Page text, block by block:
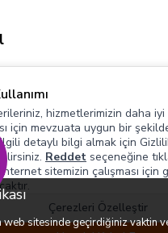
sitesinde geçirdiğiniz vaktin ve
0
İletişim
hizmetlerimizin daha
için mevzuata uygun bir
ilgili detaylı bilgi almak için
Reddet seçeneğine
sitemizin çalışması için
Çerezleri Özelleştir